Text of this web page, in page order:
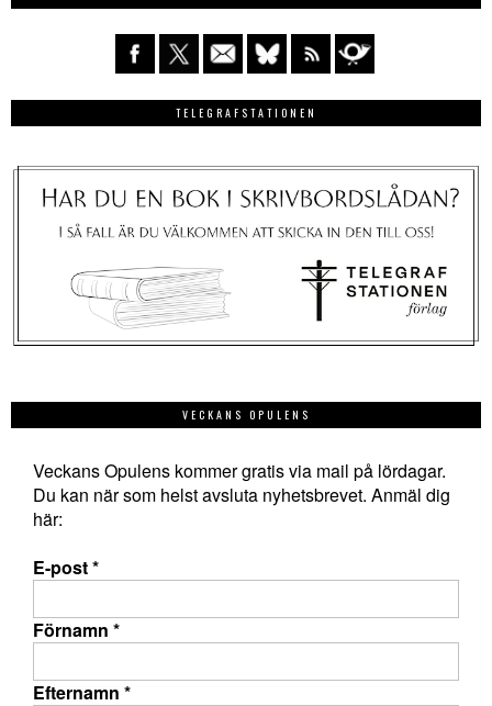
TELEGRAFSTATIONEN
VECKANS OPULENS
Veckans Opulens kommer gratis via mail på lördagar.
Du kan när som helst avsluta nyhetsbrevet. Anmäl dig
här:
E-post*
Förnamn *
Efternamn *